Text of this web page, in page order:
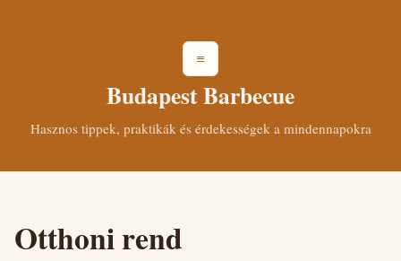
≡
Budapest Barbecue
Hasznos tippek, praktikák és érdekességek a mindennapokra
Otthoni rend